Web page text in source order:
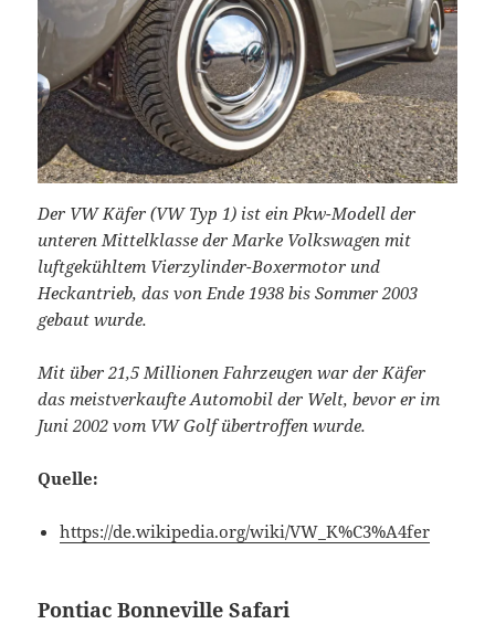
Der VW Käfer (VW Typ 1) ist ein Pkw-Modell der
unteren Mittelklasse der Marke Volkswagen mit
luftgekühltem Vierzylinder-Boxermotor und
Heckantrieb, das von Ende 1938 bis Sommer 2003
gebaut wurde.
Mit über 21,5 Millionen Fahrzeugen war der Käfer
das meistverkaufte Automobil der Welt, bevor er im
Juni 2002 vom VW Golf übertroffen wurde.
Quelle:
https://de.wikipedia.org/wiki/VW_K%C3%A4fer
Pontiac Bonneville Safari